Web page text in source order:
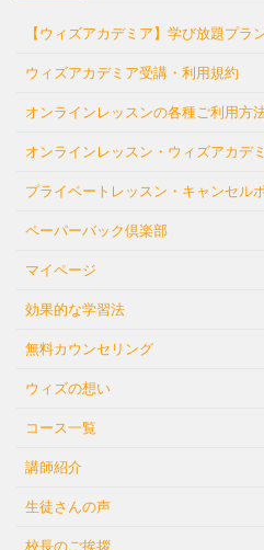
【ウィズアカデミア】学び放題プラ
ウィズアカデミア受講・利用規約
オンラインレッスンの各種ご利用方
オンラインレッスン・ウィズアカデ
プライベートレッスン・キャンセル
ペーパーバック倶楽部
マイページ
効果的な学習法
無料カウンセリング
ウィズの想い
コース一覧
講師紹介
生徒さんの声
校長のご挨拶